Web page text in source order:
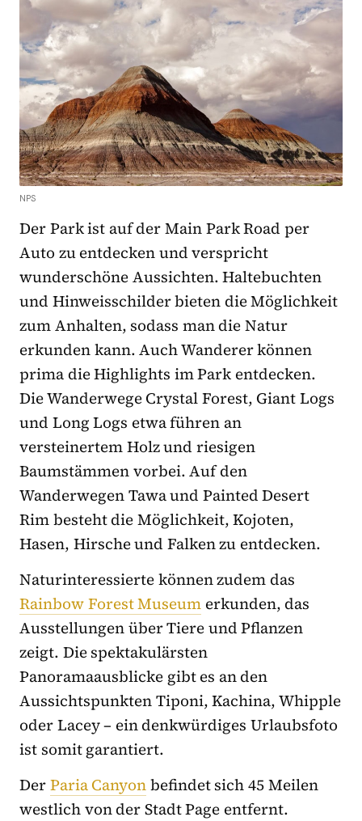
NPS
Der Park ist auf der Main Park Road per
Auto zu entdecken und verspricht
wunderschöne Aussichten. Haltebuchten
und Hinweisschilder bieten die Möglichkeit
zum Anhalten, sodass man die Natur
erkunden kann. Auch Wanderer können
prima die Highlights im Park entdecken.
Die Wanderwege Crystal Forest, Giant Logs
und Long Logs etwa führen an
versteinertem Holz und riesigen
Baumstämmen vorbei. Auf den
Wanderwegen Tawa und Painted Desert
Rim besteht die Möglichkeit, Kojoten,
Hasen, Hirsche und Falken zu entdecken.
Naturinteressierte können zudem das
Rainbow Forest Museum erkunden, das
Ausstellungen über Tiere und Pflanzen
zeigt. Die spektakulärsten
Panoramaausblicke gibt es an den
Aussichtspunkten Tiponi, Kachina, Whipple
oder Lacey – eindenkwürdigesUrlaubsfoto
ist somit garantiert.
DerParia Canyonbefindet sich 45 Meilen
westlich von der Stadt Page entfernt.